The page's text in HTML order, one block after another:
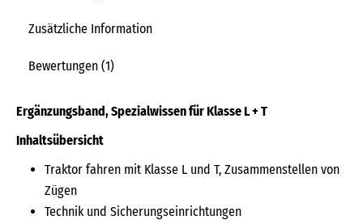
Zusätzliche Information
Bewertungen (1)
Ergänzungsband, Spezialwissen für Klasse L + T
Inhaltsübersicht
Traktor fahren mit Klasse L und T, Zusammenstellen von
Zügen
Technik und Sicherungseinrichtungen